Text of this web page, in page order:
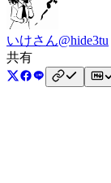
いけさん@hide3tu
共有